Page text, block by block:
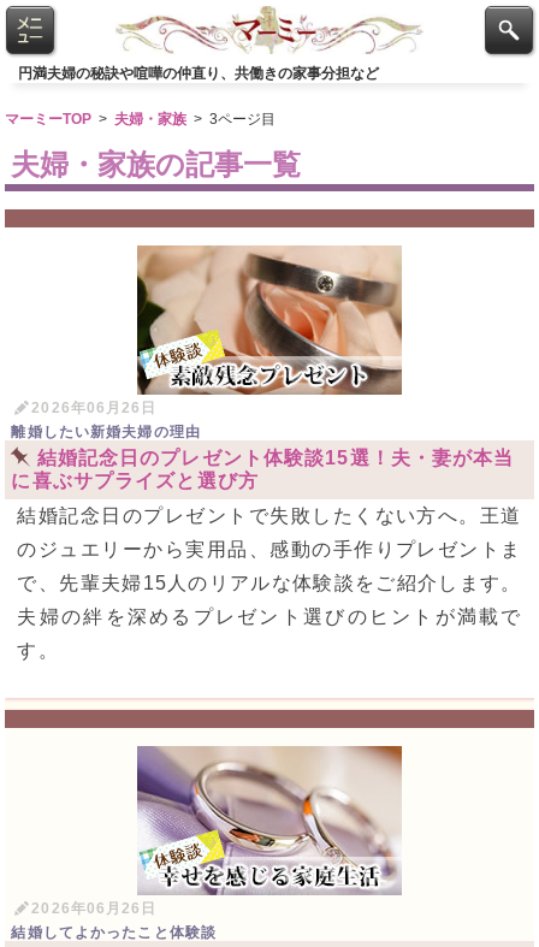
円満夫婦の秘訣や喧嘩の仲直り、共働きの家事分担など
マーミーTOP >夫婦・家族 >3ページ目
夫婦・家族の記事一覧
2026年06月26日
離婚したい新婚夫婦の理由
結婚記念日のプレゼント体験談15選！夫・妻が本当
に喜ぶサプライズと選び方
結婚記念日のプレゼントで失敗したくない方へ。王道
のジュエリーから実用品、感動の手作りプレゼントま
で、先輩夫婦15人のリアルな体験談をご紹介します。
夫婦の絆を深めるプレゼント選びのヒントが満載で
す。
2026年06月26日
結婚してよかったこと体験談